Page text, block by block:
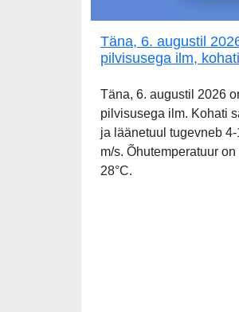
Täna, 6. augustil
pilvisusega ilm,
Täna, 6. augustil 2026
pilvisusega ilm. Kohati
ja läänetuul tugevneb
m/s. Õhutemperatuur
28°C.